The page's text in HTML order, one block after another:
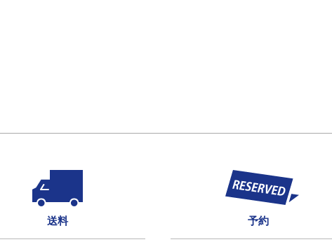
送料 予約